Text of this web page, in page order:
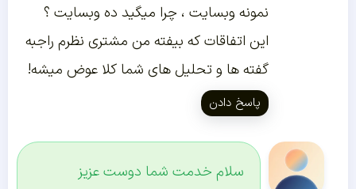
نمونه وبسایت ، چرا میگید ده وبسایت ؟
این اتفاقات که بیفته من مشتری نظرم راجبه
گفته ها و تحلیل های شما کلا عوض میشه!
پاسخ دادن
سلام خدمت شما دوست عزیز